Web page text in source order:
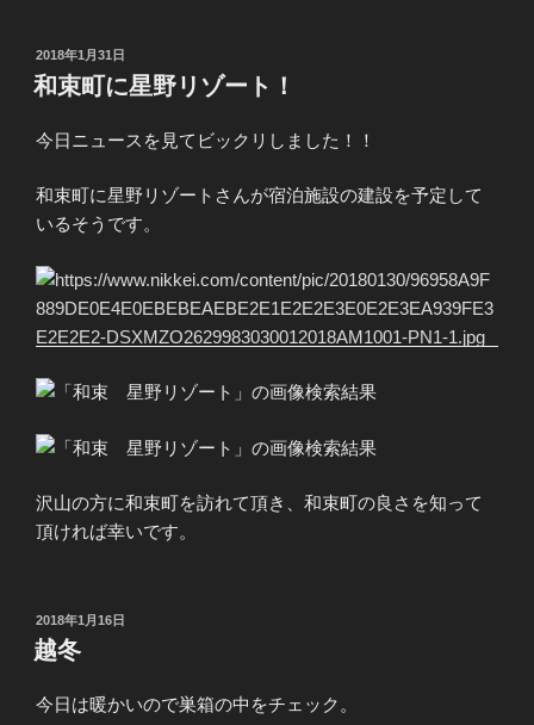
投
稿
日:
2018年1月31日
和束町に星野リゾート！
今日ニュースを見てビックリしました！！
和束町に星野リゾートさんが宿泊施設の建設を予定して
いるそうです。
沢山の方に和束町を訪れて頂き、和束町の良さを知って
頂ければ幸いです。
投
稿
日:
2018年1月16日
越冬
今日は暖かいので巣箱の中をチェック。